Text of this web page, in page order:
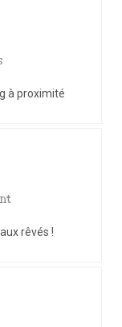
à proximité
rêvés !